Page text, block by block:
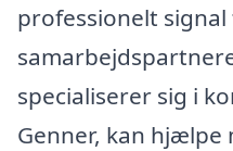
professionelt
specialiserer sig i
Genner, kan hjælpe